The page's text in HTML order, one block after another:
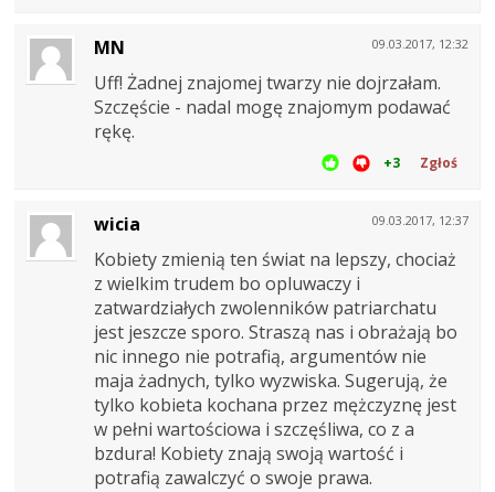
09.03.2017, 12:32
MN
Uff! Żadnej znajomej twarzy nie dojrzałam.
Szczęście - nadal mogę znajomym podawać
rękę.
+3 Zgłoś
09.03.2017, 12:37
wicia
Kobiety zmienią ten świat na lepszy, chociaż
z wielkim trudem bo opluwaczy i
zatwardziałych zwolenników patriarchatu
jest jeszcze sporo. Straszą nas i obrażają bo
nic innego nie potrafią, argumentów nie
maja żadnych, tylko wyzwiska. Sugerują, że
tylko kobieta kochana przez mężczyznę jest
w pełni wartościowa i szczęśliwa, co z a
bzdura! Kobiety znają swoją wartość i
potrafią zawalczyć o swoje prawa.